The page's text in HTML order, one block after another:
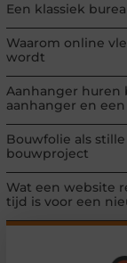
Een klassiek
Waarom online
wordt
Aanhanger huren
aanhanger en
Bouwfolie als
bouwproject
Wat een website
tijd is voor een